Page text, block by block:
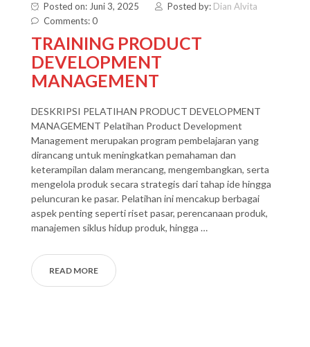
Posted on: Juni 3, 2025 Posted by: Dian Alvita
Comments: 0
TRAINING PRODUCT
DEVELOPMENT
MANAGEMENT
DESKRIPSI PELATIHAN PRODUCT DEVELOPMENT
MANAGEMENT Pelatihan Product Development
Management merupakan program pembelajaran yang
dirancang untuk meningkatkan pemahaman dan
keterampilan dalam merancang, mengembangkan, serta
mengelola produk secara strategis dari tahap ide hingga
peluncuran ke pasar. Pelatihan ini mencakup berbagai
aspek penting seperti riset pasar, perencanaan produk,
manajemen siklus hidup produk, hingga …
READ MORE